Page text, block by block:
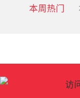
本周热门